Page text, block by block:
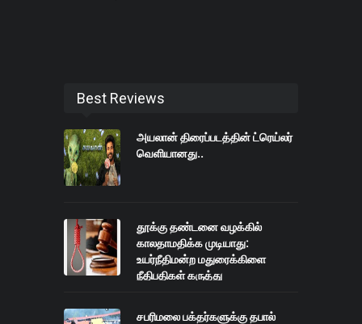
Best Reviews
அயலான் திரைப்படத்தின் ட்ரெய்லர்
வெளியானது..
தூக்கு தண்டனை வழக்கில்
காலதாமதிக்க முடியாது:
உயர்நீதிமன்ற மதுரைக்கிளை
நீதிபதிகள் கருத்து
சபரிமலை பக்தர்களுக்கு தபால்